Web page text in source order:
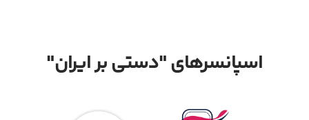
اسپانسرهای "دستی بر ایران"